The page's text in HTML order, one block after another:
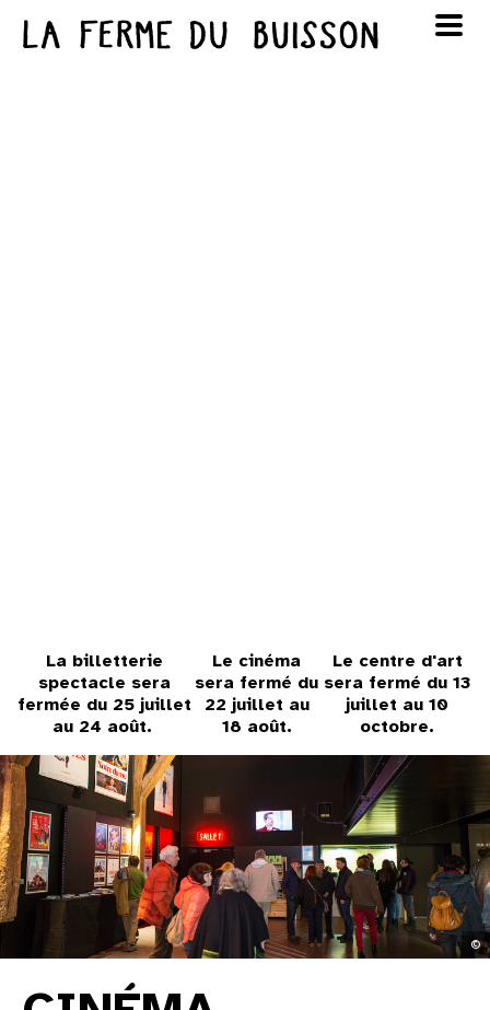
La billetterie
spectacle sera
fermée du 25 juillet
au 24 août.
Le cinéma
sera fermé du
22 juillet au
18 août.
Le centre d'art
sera fermé du 13
juillet au 10
octobre.
voir le programme cinéma
au cinéma
©